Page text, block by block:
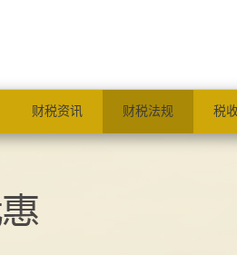
财税资讯 财税法规 税